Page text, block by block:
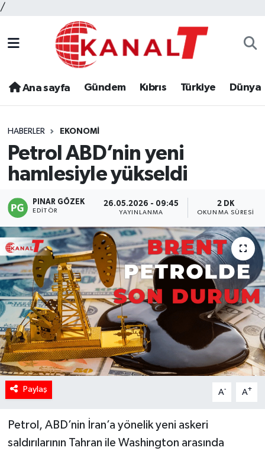
/
Ana sayfa Gündem Kıbrıs Türkiye Dünya
HABERLER EKONOMI
Petrol ABD’nin yeni
hamlesiyle yükseldi
PINAR GÖZEK
EDITÖR
26.05.2026 - 09:45
YAYINLANMA
2 DK
OKUNMA SÜRESI
Paylaş A- A+
Petrol, ABD’nin İran’a yönelik yeni askeri
saldırılarının Tahran ile Washington arasında